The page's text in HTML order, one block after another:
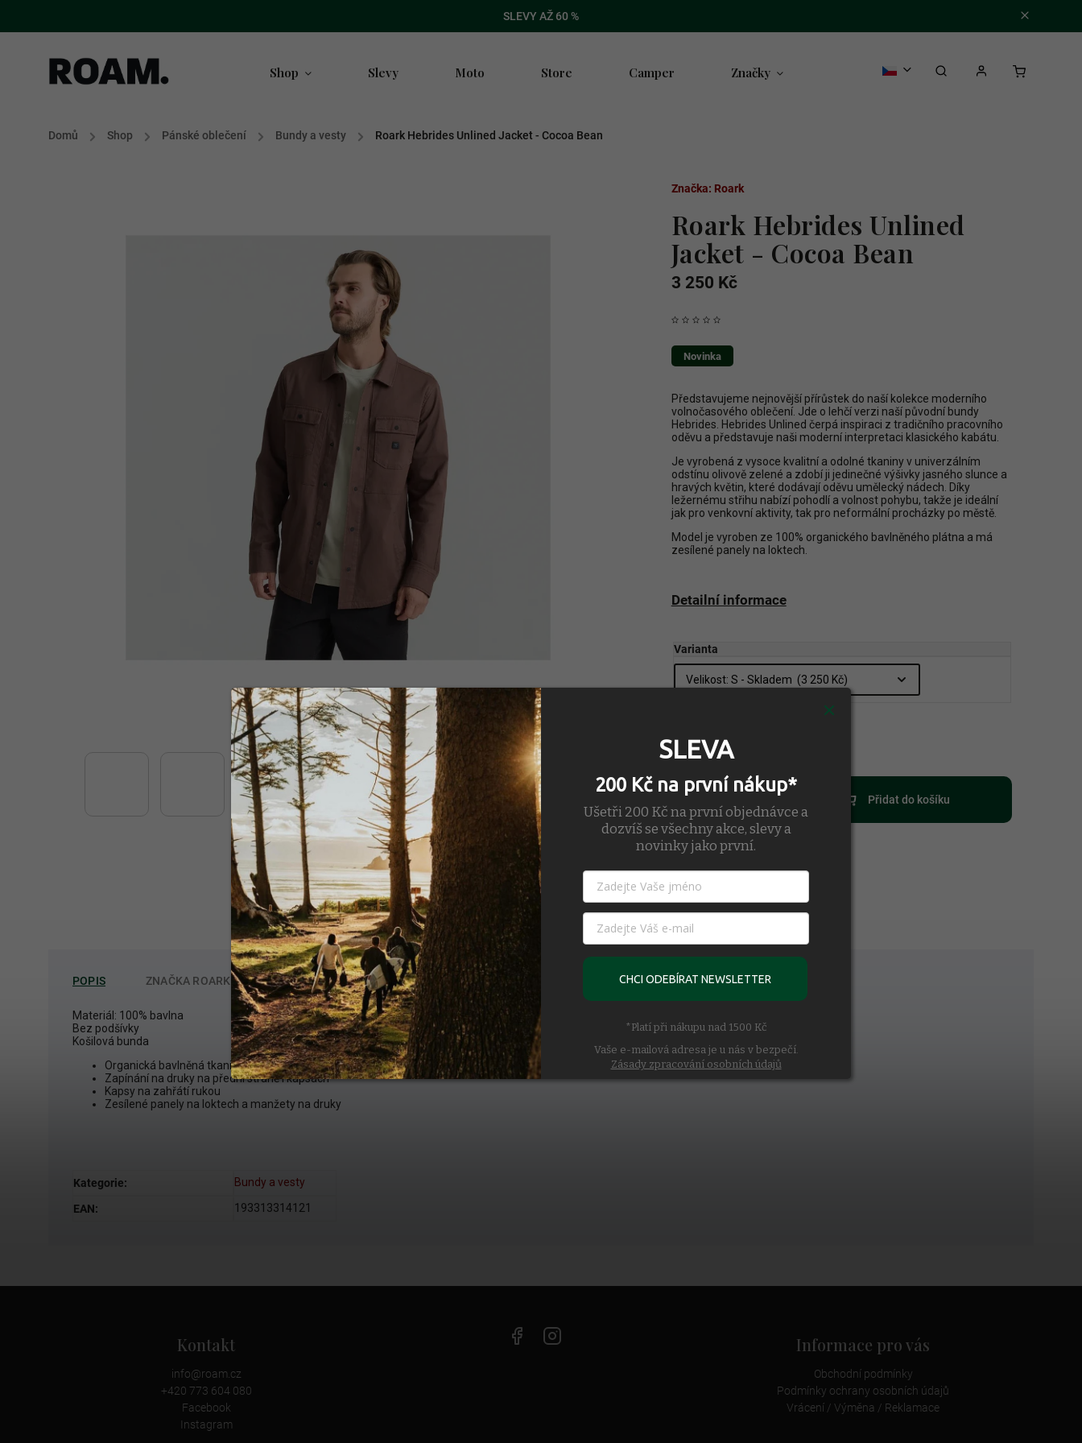
SLEVY AŽ 60 %
Shop Slevy Moto Store Camper Značky
Domů / Shop / Pánské oblečení / Bundy a vesty / Roark Hebrides Unlined Jacket - Cocoa Bean
Roark Hebrides Unlined
Jacket - Cocoa Bean
3 250 Kč
Novinka
Představujeme nejnovější přírůstek do naší kolekce moderního
volnočasového oblečení. Jde o lehčí verzi naší původní bundy
Hebrides. Hebrides Unlined čerpá inspiraci z tradičního pracovního
oděvu a představuje naši moderní interpretaci klasického kabátu.
Je vyrobená z vysoce kvalitní a odolné tkaniny v univerzálním
odstínu olivově zelené a zdobí ji jedinečné výšivky jasného slunce a
hravých květin, které dodávají oděvu umělecký nádech. Díky
ležernému střihu nabízí pohodlí a volnost pohybu, takže je ideální
jak pro venkovní aktivity, tak pro neformální procházky po městě.
Model je vyroben ze 100% organického bavlněného plátna a má
zesílené panely na loktech.
Detailní informace
Značka: Roark
Varianta
Přidat do košíku
POPIS ZNAČKA ROARK
Materiál: 100% bavlna
Bez podšívky
Košilová bunda
Organická bavlněná tkanina Canvas
Zapínání na druky na přední straně i kapsách
Kapsy na zahřátí rukou
Zesílené panely na loktech a manžety na druky
Kategorie: Bundy a vesty
EAN: 193313314121
Kontakt
info@roam.cz
+420 773 604 080
Facebook
Instagram
Informace pro vás
Obchodní podmínky
Podmínky ochrany osobních údajů
Vrácení / Výměna / Reklamace
SLEVA
200 Kč na první nákup*
Ušetři 200 Kč na první objednávce a
dozvíš se všechny akce, slevy a
novinky jako první.
CHCI ODEBÍRAT NEWSLETTER
*Platí při nákupu nad 1500 Kč
Vaše e-mailová adresa je u nás v bezpečí.
Zásady zpracování osobních údajů